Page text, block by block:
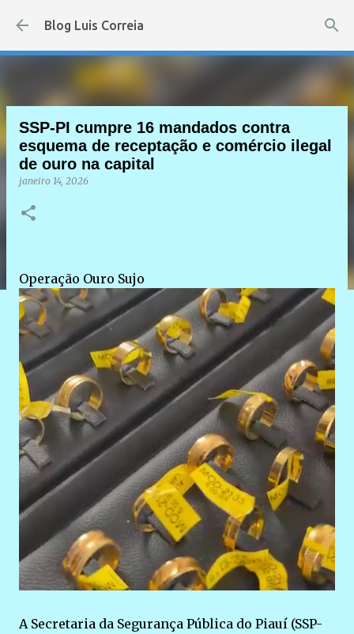
Pular para o conteúdo principal
Blog Luis Correia
SSP-PI cumpre 16 mandados contra
esquema de receptação e comércio ilegal
de ouro na capital
janeiro 14, 2026
Operação Ouro Sujo
A Secretaria da Segurança Pública do Piauí (SSP-